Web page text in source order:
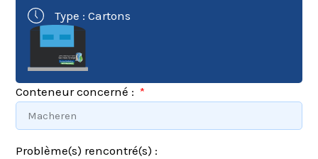
Type : Cartons
Conteneur concerné :
Problème(s) rencontré(s) :